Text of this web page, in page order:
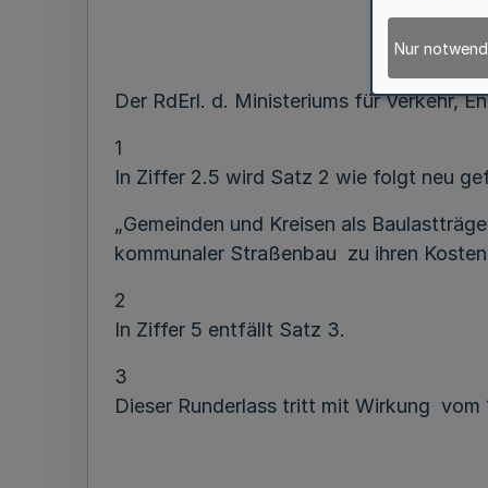
Der RdErl. d. Ministeriums für Verkehr,
1
In Ziffer 2.5 wird Satz 2 wie folgt neu
„Gemeinden und Kreisen als
kommunaler Straßenbau zu ihren
2
In Ziffer 5 entfällt Satz 3.
3
Dieser Runderlass tritt mit Wirkung vom
Nur